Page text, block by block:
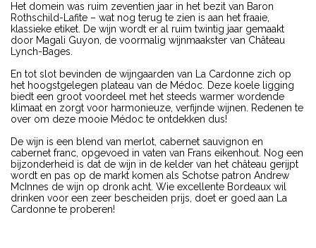
Het domein was ruim zeventien jaar in het bezit van Baron
Rothschild-Lafite – wat nog terug te zien is aan het fraaie,
klassieke etiket. De wijn wordt er al ruim twintig jaar gemaakt
door Magali Guyon, de voormalig wijnmaakster van Château
Lynch-Bages.
En tot slot bevinden de wijngaarden van La Cardonne zich op
het hoogstgelegen plateau van de Médoc. Deze koele ligging
biedt een groot voordeel met het steeds warmer wordende
klimaat en zorgt voor harmonieuze, verfijnde wijnen. Redenen te
over om deze mooie Médoc te ontdekken dus!
De wijn is een blend van merlot, cabernet sauvignon en
cabernet franc, opgevoed in vaten van Frans eikenhout. Nog een
bijzonderheid is dat de wijn in de kelder van het château gerijpt
wordt en pas op de markt komen als Schotse patron Andrew
McInnes de wijn op dronk acht. Wie excellente Bordeaux wil
drinken voor een zeer bescheiden prijs, doet er goed aan La
Cardonne te proberen!